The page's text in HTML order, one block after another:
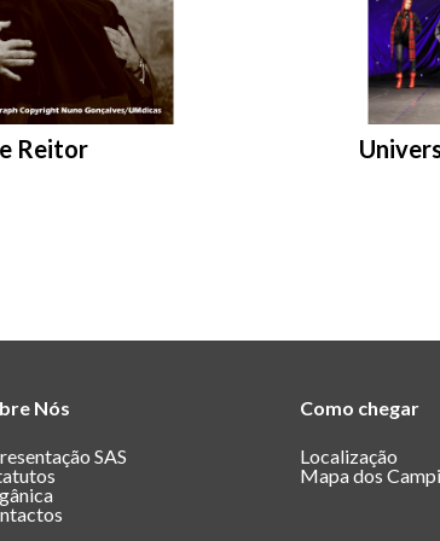
Reitor Entrar
Nós
SAS
Como chegar
Localização
Mapa dos Campi